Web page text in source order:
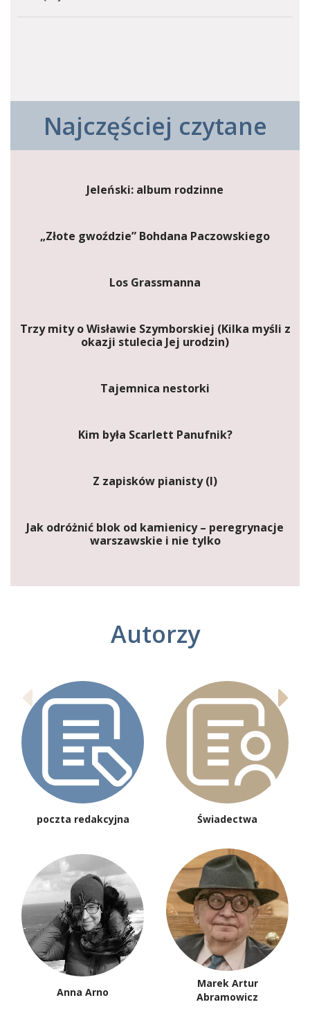
Najczęściej czytane
Jeleński: album rodzinne
„Złote gwoździe” Bohdana Paczowskiego
Los Grassmanna
Trzy mity o Wisławie Szymborskiej (Kilka myśli z
okazji stulecia Jej urodzin)
Tajemnica nestorki
Kim była Scarlett Panufnik?
Z zapisków pianisty (I)
Jak odróżnić blok od kamienicy – peregrynacje
warszawskie i nie tylko
Autorzy
poczta redakcyjna Świadectwa
Anna Arno
Marek Artur
Abramowicz